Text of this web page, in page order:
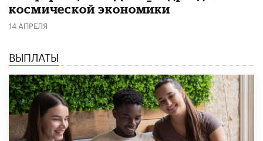
космической экономики
14 АПРЕЛЯ
ВЫПЛАТЫ